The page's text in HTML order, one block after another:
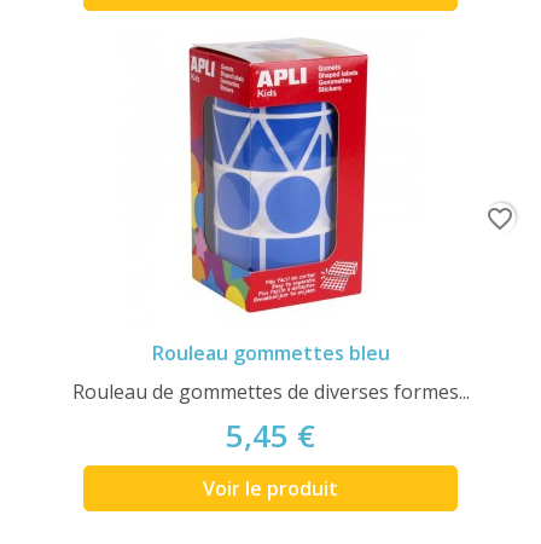
Rouleau gommettes bleu
Rouleau de gommettes de diverses formes...
5,45 €
Voir le produit
favorite_border